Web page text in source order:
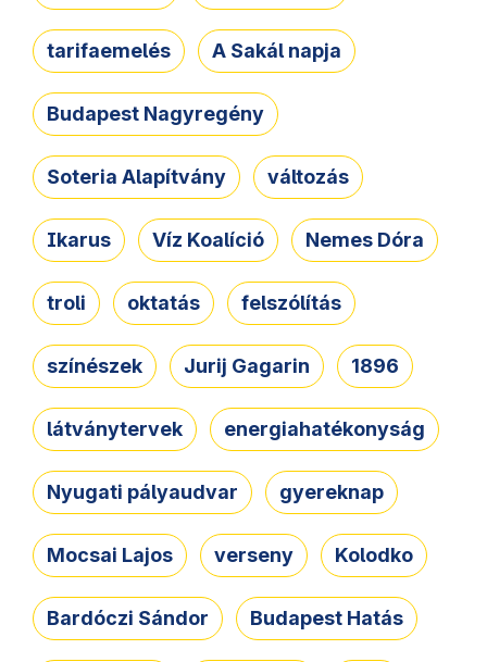
tarifaemelés A Sakál napja
Budapest Nagyregény
Soteria Alapítvány változás
Ikarus Víz Koalíció Nemes Dóra
troli oktatás felszólítás
színészek Jurij Gagarin 1896
látványtervek energiahatékonyság
Nyugati pályaudvar gyereknap
Mocsai Lajos verseny Kolodko
Bardóczi Sándor Budapest Hatás